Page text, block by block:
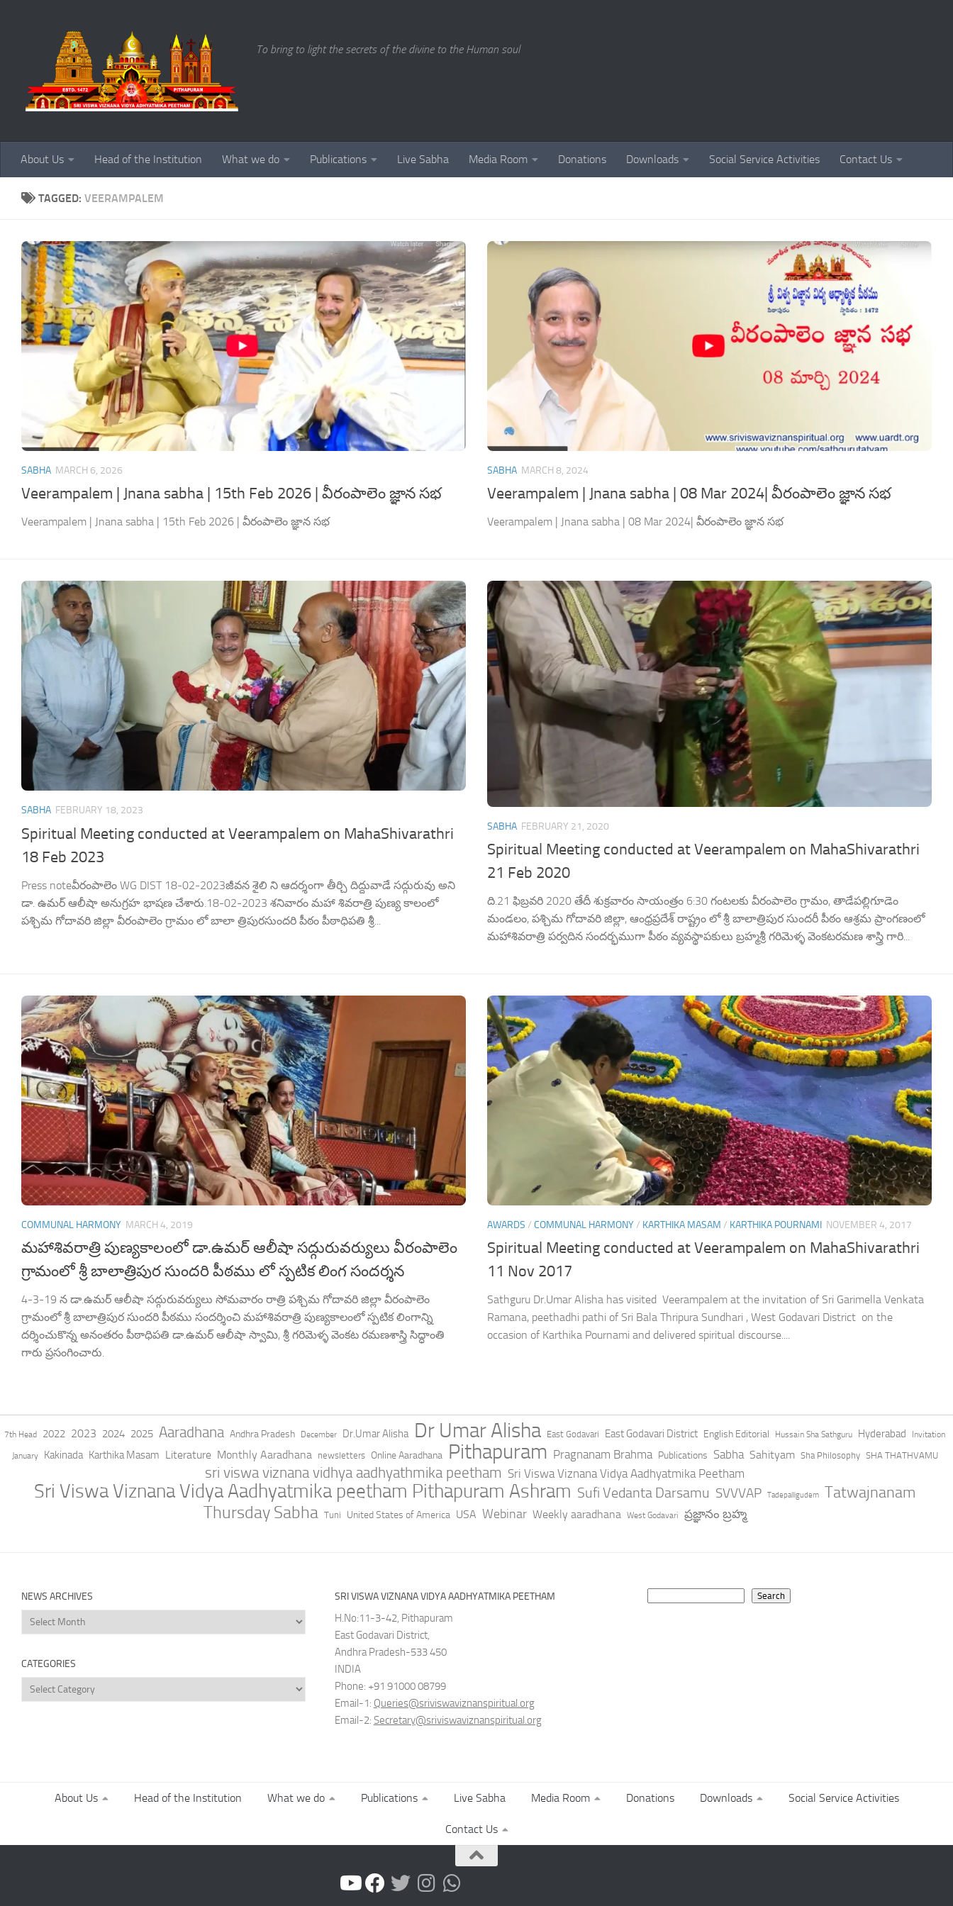
To bring to light the secrets of the divine to the Human soul
About Us Head of the Institution What we do Publications Live Sabha Media Room Donations Downloads Social Service Activities Contact Us
TAGGED: VEERAMPALEM
SABHA MARCH 6, 2026
Veerampalem | Jnana sabha | 15th Feb 2026 | వీరంపాలెం జ్ఞాన సభ
Veerampalem | Jnana sabha | 15th Feb 2026 | వీరంపాలెం జ్ఞాన సభ
SABHA MARCH 8, 2024
Veerampalem | Jnana sabha | 08 Mar 2024| వీరంపాలెం జ్ఞాన సభ
Veerampalem | Jnana sabha | 08 Mar 2024| వీరంపాలెం జ్ఞాన సభ
SABHA FEBRUARY 18, 2023
Spiritual Meeting conducted at Veerampalem on MahaShivarathri
18 Feb 2023
Press noteవీరంపాలెం WG DIST 18-02-2023జీవన శైలి ని ఆదర్శంగా తీర్చి దిద్దువాడే సద్గురువు అని
డా. ఉమర్ ఆలీషా అనుగ్రహ భాషణ చేశారు.18-02-2023 శనివారం మహా శివరాత్రి పుణ్య కాలంలో
పశ్చిమ గోదావరి జిల్లా వీరంపాలెం గ్రామం లో బాలా త్రిపురసుందరి పీఠం పీఠాధిపతి శ్రీ...
SABHA FEBRUARY 21, 2020
Spiritual Meeting conducted at Veerampalem on MahaShivarathri
21 Feb 2020
ది.21 ఫిబ్రవరి 2020 తేదీ శుక్రవారం సాయంత్రం 6:30 గంటలకు వీరంపాలెం గ్రామం, తాడేపల్లిగూడెం
మండలం, పశ్చిమ గోదావరి జిల్లా, ఆంధ్రప్రదేశ్ రాష్ట్రం లో శ్రీ బాలాత్రిపుర సుందరీ పీఠం ఆశ్రమ ప్రాంగణంలో
మహాశివరాత్రి పర్వదిన సందర్భముగా పీఠం వ్యవస్థాపకులు బ్రహ్మశ్రీ గరిమెళ్ళ వెంకటరమణ శాస్త్రి గారి...
COMMUNAL HARMONY MARCH 4, 2019
మహాశివరాత్రి పుణ్యకాలంలో డా.ఉమర్ ఆలీషా సద్గురువర్యులు వీరంపాలెం
గ్రామంలో శ్రీ బాలాత్రిపుర సుందరి పీఠము లో స్పటిక లింగ సందర్శన
4-3-19 న డా.ఉమర్ ఆలీషా సద్గురువర్యులు సోమవారం రాత్రి పశ్చిమ గోదావరి జిల్లా వీరంపాలెం
గ్రామంలో శ్రీ బాలాత్రిపుర సుందరి పీఠము సందర్శించి మహాశివరాత్రి పుణ్యకాలంలో స్పటిక లింగాన్ని
దర్శించుకొన్న అనంతరం పీఠాధిపతి డా.ఉమర్ ఆలీషా స్వామి, శ్రీ గరిమెళ్ళ వెంకట రమణశాస్త్రి సిద్ధాంతి
గారు ప్రసంగించారు.
AWARDS / COMMUNAL HARMONY/ KARTHIKA MASAM / KARTHIKA POURNAMI NOVEMBER 4, 2017
Spiritual Meeting conducted at Veerampalem on MahaShivarathri
11 Nov 2017
Sathguru Dr.Umar Alisha has visited Veerampalem at the invitation of Sri Garimella Venkata
Ramana, peethadhi pathi of Sri Bala Thripura Sundhari , West Godavari District on the
occasion of Karthika Pournami and delivered spiritual discourse....
7th Head 2022 2023 2024 2025 Aaradhana Andhra Pradesh December Dr.Umar Alisha Dr Umar Alisha East Godavari East Godavari District English Editorial Hussain Sha Sathguru Hyderabad Invitation
January Kakinada Karthika Masam Literature Monthly Aaradhana newsletters Online Aaradhana Pithapuram Pragnanam Brahma Publications Sabha Sahityam Sha Philosophy SHA THATHVAMU
sri viswa viznana vidhya aadhyathmika peetham Sri Viswa Viznana Vidya Aadhyatmika Peetham
Sri Viswa Viznana Vidya Aadhyatmika peetham Pithapuram Ashram Sufi Vedanta Darsamu SVVVAP Tadepalligudem Tatwajnanam
Thursday Sabha Tuni United States of America USA Webinar Weekly aaradhana West Godavari ప్రజ్ఞానం బ్రహ్మ
NEWS ARCHIVES
News
Archives
CATEGORIES
Categories
SRI VISWA VIZNANA VIDYA AADHYATMIKA PEETHAM
H.No:11-3-42, Pithapuram
East Godavari District,
Andhra Pradesh-533 450
INDIA
Phone: +91 91000 08799
Email-1: Queries@sriviswaviznanspiritual.org
Email-2: Secretary@sriviswaviznanspiritual.org
Search
About Us Head of the Institution What we do Publications Live Sabha Media Room Donations Downloads Social Service Activities
Contact Us